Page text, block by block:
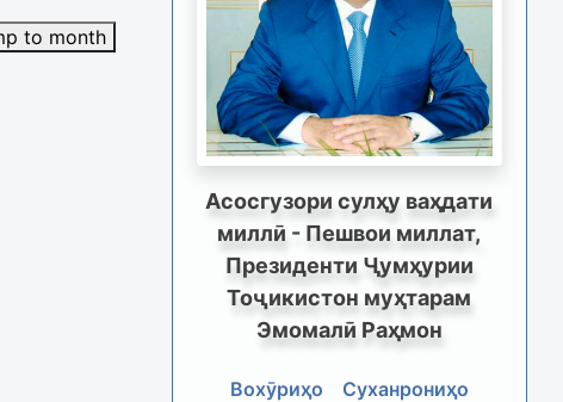
to month
Асосгузори сулҳу ваҳдати
миллӣ - Пешвои миллат,
Президенти Ҷумҳурии
Тоҷикистон муҳтарам
Эмомалӣ Раҳмон
Вохӯриҳо
Суханрониҳо